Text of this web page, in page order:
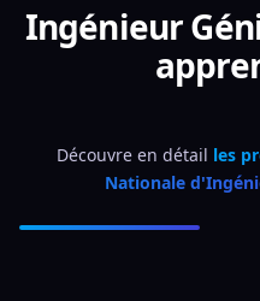
Ingénieur
Découvre en détail les
Nationale